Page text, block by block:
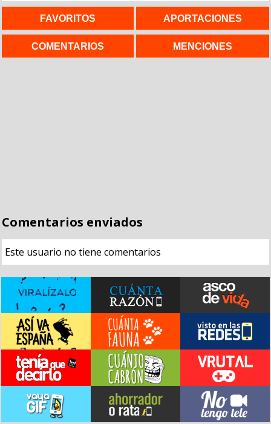
FAVORITOS APORTACIONES
COMENTARIOS MENCIONES
Comentarios enviados
Este usuario no tiene comentarios